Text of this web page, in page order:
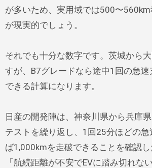
が多いため、実用域では500〜
が現実的でしょう。
それでも十分な数字です。茨城から
すが、B7グレードなら途中1回の急
できる計算になります。
日産の開発陣は、神奈川県から兵庫
テストを繰り返し、1回25分ほどの
ば1,000kmを走破できることを確認し
「航続距離が不安でEVに踏み切れな